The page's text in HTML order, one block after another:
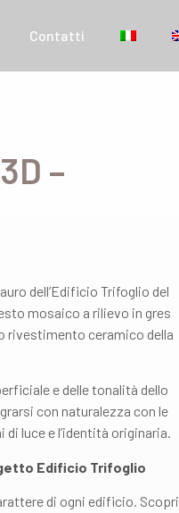
Contatti
–
dell’Edificio Trifoglio del
mosaico a rilievo in gres
rivestimento ceramico della
e delle tonalità dello
con naturalezza con le
luce e l’identità originaria.
Edificio Trifoglio
di ogni edificio. Scopri